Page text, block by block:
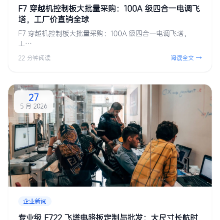
F7 穿越机控制板大批量采购：100A 级四合一电调飞
塔，工厂价直销全球
F7 穿越机控制板大批量采购：100A 级四合一电调飞塔，
工…
22 分钟阅读 阅读全文 →
27
5 月 2026
企业新闻
专业级 F722 飞塔电路板定制与批发：大尺寸长航时